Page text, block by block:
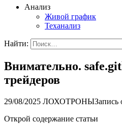
Анализ
Живой график
Теханализ
Найти:
Внимательно.
трейдеров
29/08/2025 ЛОХОТРОНЫЗапись
Открой содержание статьи